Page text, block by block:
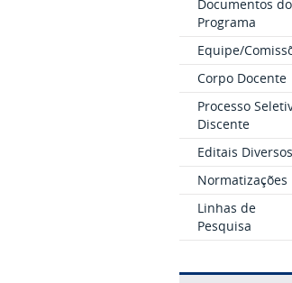
Documentos do
Programa
Equipe/
Corpo Docente
Processo
Discente
Editais Diversos
Normatizações
Linhas de
Pesquisa